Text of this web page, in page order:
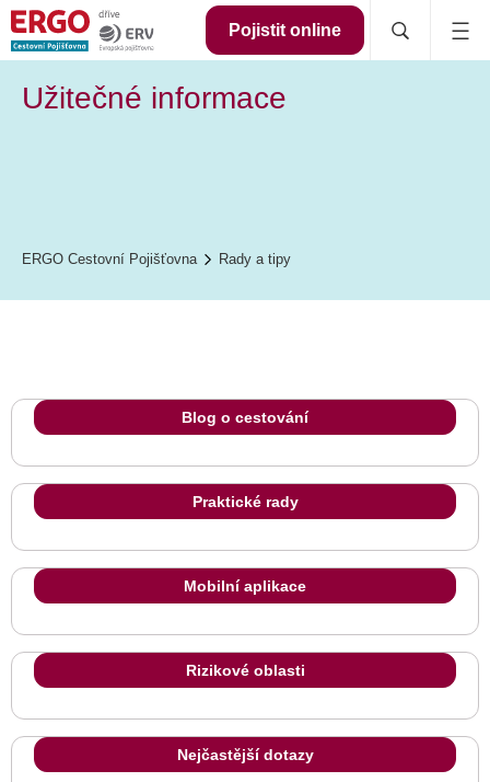
Pojistit online
Užitečné informace
ERGO Cestovní Pojišťovna Rady a tipy
Blog o cestování
Praktické rady
Mobilní aplikace
Rizikové oblasti
Nejčastější dotazy